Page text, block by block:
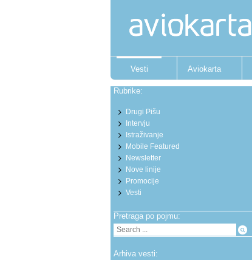
Vesti Aviokarta
Rubrike:
Drugi Pišu
Intervju
Istraživanje
Mobile Featured
Newsletter
Nove linije
Promocije
Vesti
Pretraga po pojmu:
Arhiva vesti: